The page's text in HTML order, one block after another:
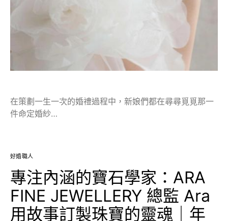
在策劃一生一次的婚禮過程中，新娘們都在尋尋覓覓那一
件命定婚紗…
好婚職人
專注內涵的寶石學家：ARA
FINE JEWELLERY 總監 Ara
用故事訂製珠寶的靈魂｜年